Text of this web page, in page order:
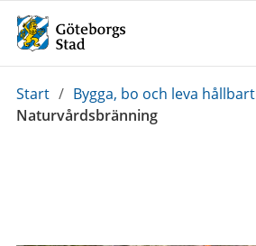
Du
är
Start / Bygga, bo och leva hållbart
Naturvårdsbränning